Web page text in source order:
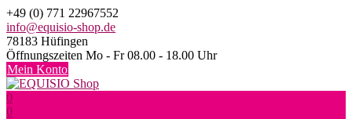
Skip
to
content
+49 (0) 771 22967552
info@equisio-shop.de
78183 Hüfingen
Öffnungszeiten Mo - Fr 08.00 - 18.00 Uhr
Mein Konto
0
0